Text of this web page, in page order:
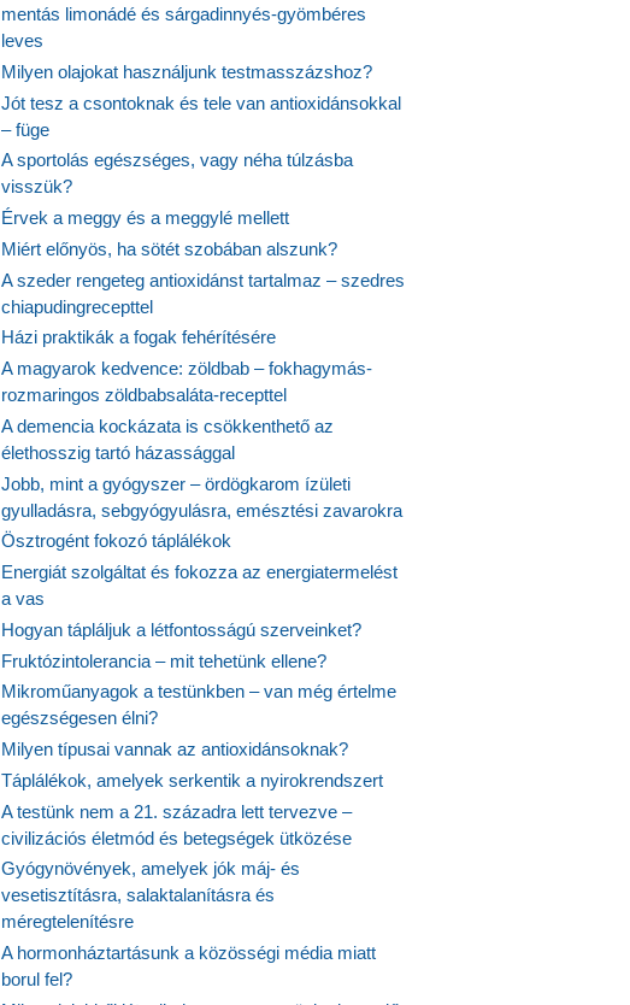
mentás limonádé és sárgadinnyés-gyömbéres
leves
Milyen olajokat használjunk testmasszázshoz?
Jót tesz a csontoknak és tele van antioxidánsokkal
– füge
A sportolás egészséges, vagy néha túlzásba
visszük?
Érvek a meggy és a meggylé mellett
Miért előnyös, ha sötét szobában alszunk?
A szeder rengeteg antioxidánst tartalmaz – szedres
chiapudingrecepttel
Házi praktikák a fogak fehérítésére
A magyarok kedvence: zöldbab – fokhagymás-
rozmaringos zöldbabsaláta-recepttel
A demencia kockázata is csökkenthető az
élethosszig tartó házassággal
Jobb, mint a gyógyszer – ördögkarom ízületi
gyulladásra, sebgyógyulásra, emésztési zavarokra
Ösztrogént fokozó táplálékok
Energiát szolgáltat és fokozza az energiatermelést
a vas
Hogyan tápláljuk a létfontosságú szerveinket?
Fruktózintolerancia – mit tehetünk ellene?
Mikroműanyagok a testünkben – van még értelme
egészségesen élni?
Milyen típusai vannak az antioxidánsoknak?
Táplálékok, amelyek serkentik a nyirokrendszert
A testünk nem a 21. századra lett tervezve –
civilizációs életmód és betegségek ütközése
Gyógynövények, amelyek jók máj- és
vesetisztításra, salaktalanításra és
méregtelenítésre
A hormonháztartásunk a közösségi média miatt
borul fel?